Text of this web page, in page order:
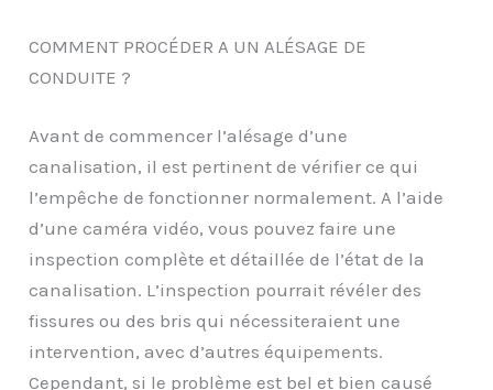
COMMENT PROCÉDER A UN ALÉSAGE DE
CONDUITE ?
Avant de commencer l’alésage d’une
canalisation, il est pertinent de vérifier ce qui
l’empêche de fonctionner normalement. A l’aide
d’une caméra vidéo, vous pouvez faire une
inspection complète et détaillée de l’état de la
canalisation. L’inspection pourrait révéler des
fissures ou des bris qui nécessiteraient une
intervention, avec d’autres équipements.
Cependant, si le problème est bel et bien causé